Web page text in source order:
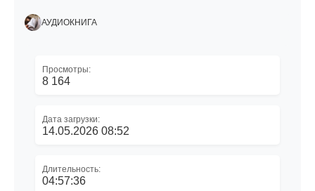
АУДИОКНИГА
Просмотры:
8 164
Дата загрузки:
14.05.2026 08:52
Длительность:
04:57:36